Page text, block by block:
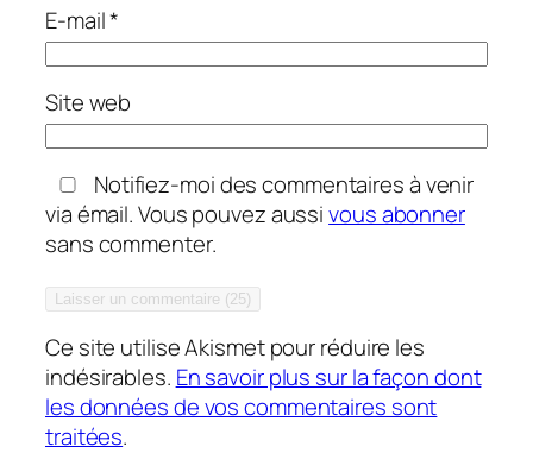
E-mail*
Site web
Notifiez-moi des commentaires à venir
via émail. Vous pouvez aussivous abonner
sans commenter.
Ce site utilise Akismet pour réduire les
indésirables. En savoir plus sur la façon dont
les données de vos commentaires sont
traitées.